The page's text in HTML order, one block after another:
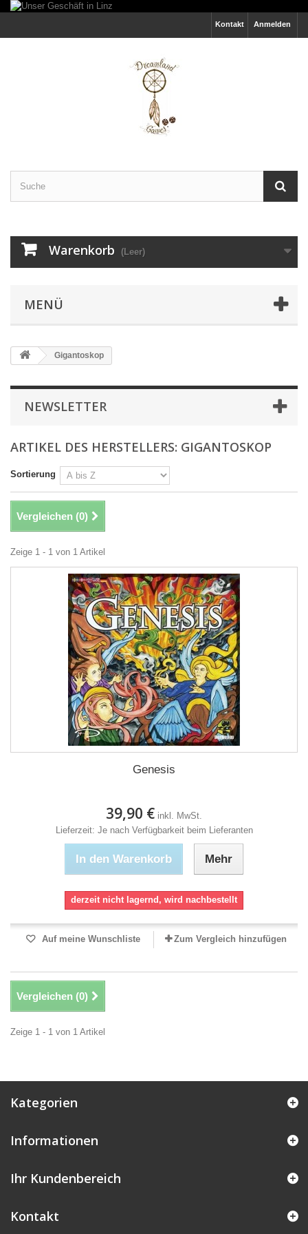
Anmelden
Kontakt
Warenkorb (Leer)
MENÜ
Gigantoskop
NEWSLETTER
ARTIKEL DES HERSTELLERS: GIGANTOSKOP
Sortierung
Vergleichen (0)
Zeige 1 - 1 von 1 Artikel
Genesis
39,90 € inkl. MwSt.
Lieferzeit: Je nach Verfügbarkeit beim Lieferanten
In den Warenkorb Mehr
derzeit nicht lagernd, wird nachbestellt
Auf meine Wunschliste Zum Vergleich hinzufügen
Vergleichen (0)
Zeige 1 - 1 von 1 Artikel
Kategorien
Informationen
Ihr Kundenbereich
Kontakt